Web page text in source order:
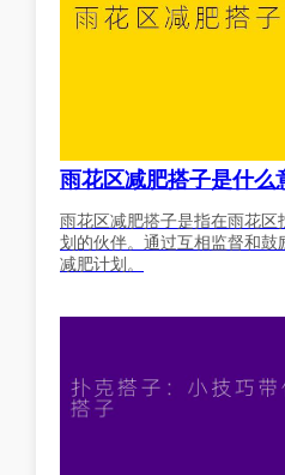
雨花区减肥搭子是什么
雨花区减肥搭子是指在雨花
划的伙伴。通过互相监督和
减肥计划。